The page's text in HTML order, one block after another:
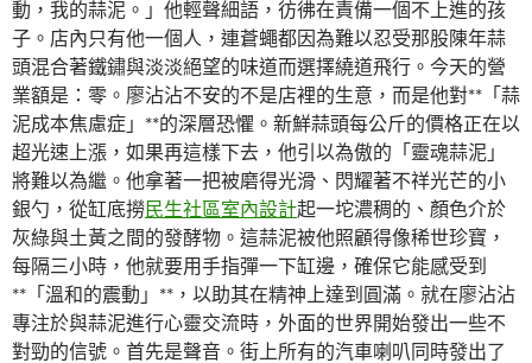
動，我的蒜泥。」他輕聲細語，彷彿在責備一個不上進的孩
子。店內只有他一個人，連蒼蠅都因為難以忍受那股陳年蒜
頭混合著鐵鏽與淡淡絕望的味道而選擇繞道飛行。今天的營
業額是：零。廖沾沾不安的不是店裡的生意，而是他對**「蒜
泥成本焦慮症」**的深層恐懼。新鮮蒜頭每公斤的價格正在以
超光速上漲，如果再這樣下去，他引以為傲的「靈魂蒜泥」
將難以為繼。他拿著一把被磨得光滑、閃耀著不祥光芒的小
銀勺，從缸底撈民生社區室內設計起一坨濃稠的、顏色介於
灰綠與土黃之間的發酵物。這蒜泥被他照顧得像稀世珍寶，
每隔三小時，他就要用手指彈一下缸邊，確保它能感受到
**「溫和的震動」**，以助其在精神上達到圓滿。就在廖沾沾
專注於與蒜泥進行心靈交流時，外面的世界開始發出一些不
對勁的信號。首先是聲音。街上所有的汽車喇叭同時發出了